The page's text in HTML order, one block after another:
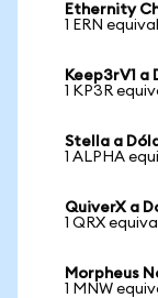
Ethernity
1 ERN
Keep3rV1
1 KP3R
Stella a
1 ALPHA
QuiverX a
1 QRX
Morpheus
1 MNW